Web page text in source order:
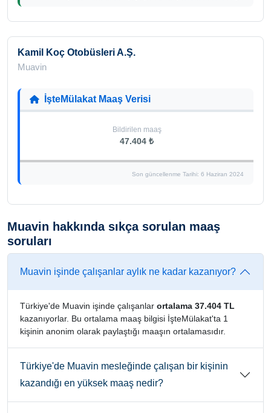
Kamil Koç Otobüsleri A.Ş.
Muavin
İşteMülakat Maaş Verisi
Bildirilen maaş
47.404 ₺
Son güncellenme Tarihi: 6 Haziran 2024
Muavin hakkında sıkça sorulan maaş
soruları
Muavin işinde çalışanlar aylık ne kadar kazanıyor?
Türkiye'de Muavin işinde çalışanlar ortalama 37.404 TL
kazanıyorlar. Bu ortalama maaş bilgisi İşteMülakat'ta 1
kişinin anonim olarak paylaştığı maaşın ortalamasıdır.
Türkiye'de Muavin mesleğinde çalışan bir kişinin
kazandığı en yüksek maaş nedir?